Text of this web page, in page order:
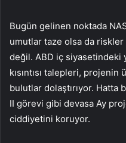
Bugün gelinen noktada
umutlar taze olsa da riskler
değil. ABD iç
kısıntısı talepleri,
bulutlar dolaştırıyor. Hatta
II görevi gibi devasa Ay
ciddiyetini koruyor.